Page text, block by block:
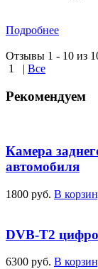
Подробнее
Отзывы 1 - 10 из
1
| Все
Рекомендуем
Камера
автомобиля
1800 руб. В
DVB-T2
6300 руб. В